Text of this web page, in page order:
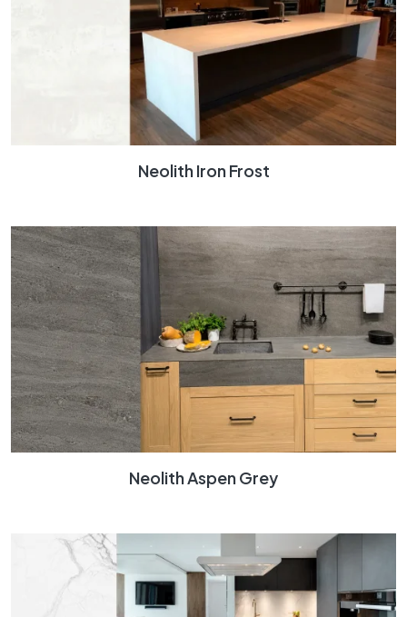
Neolith Iron Frost
Neolith Aspen Grey